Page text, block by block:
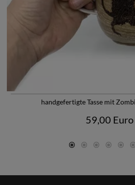
handgefertigte Tasse mit
59,00 Euro